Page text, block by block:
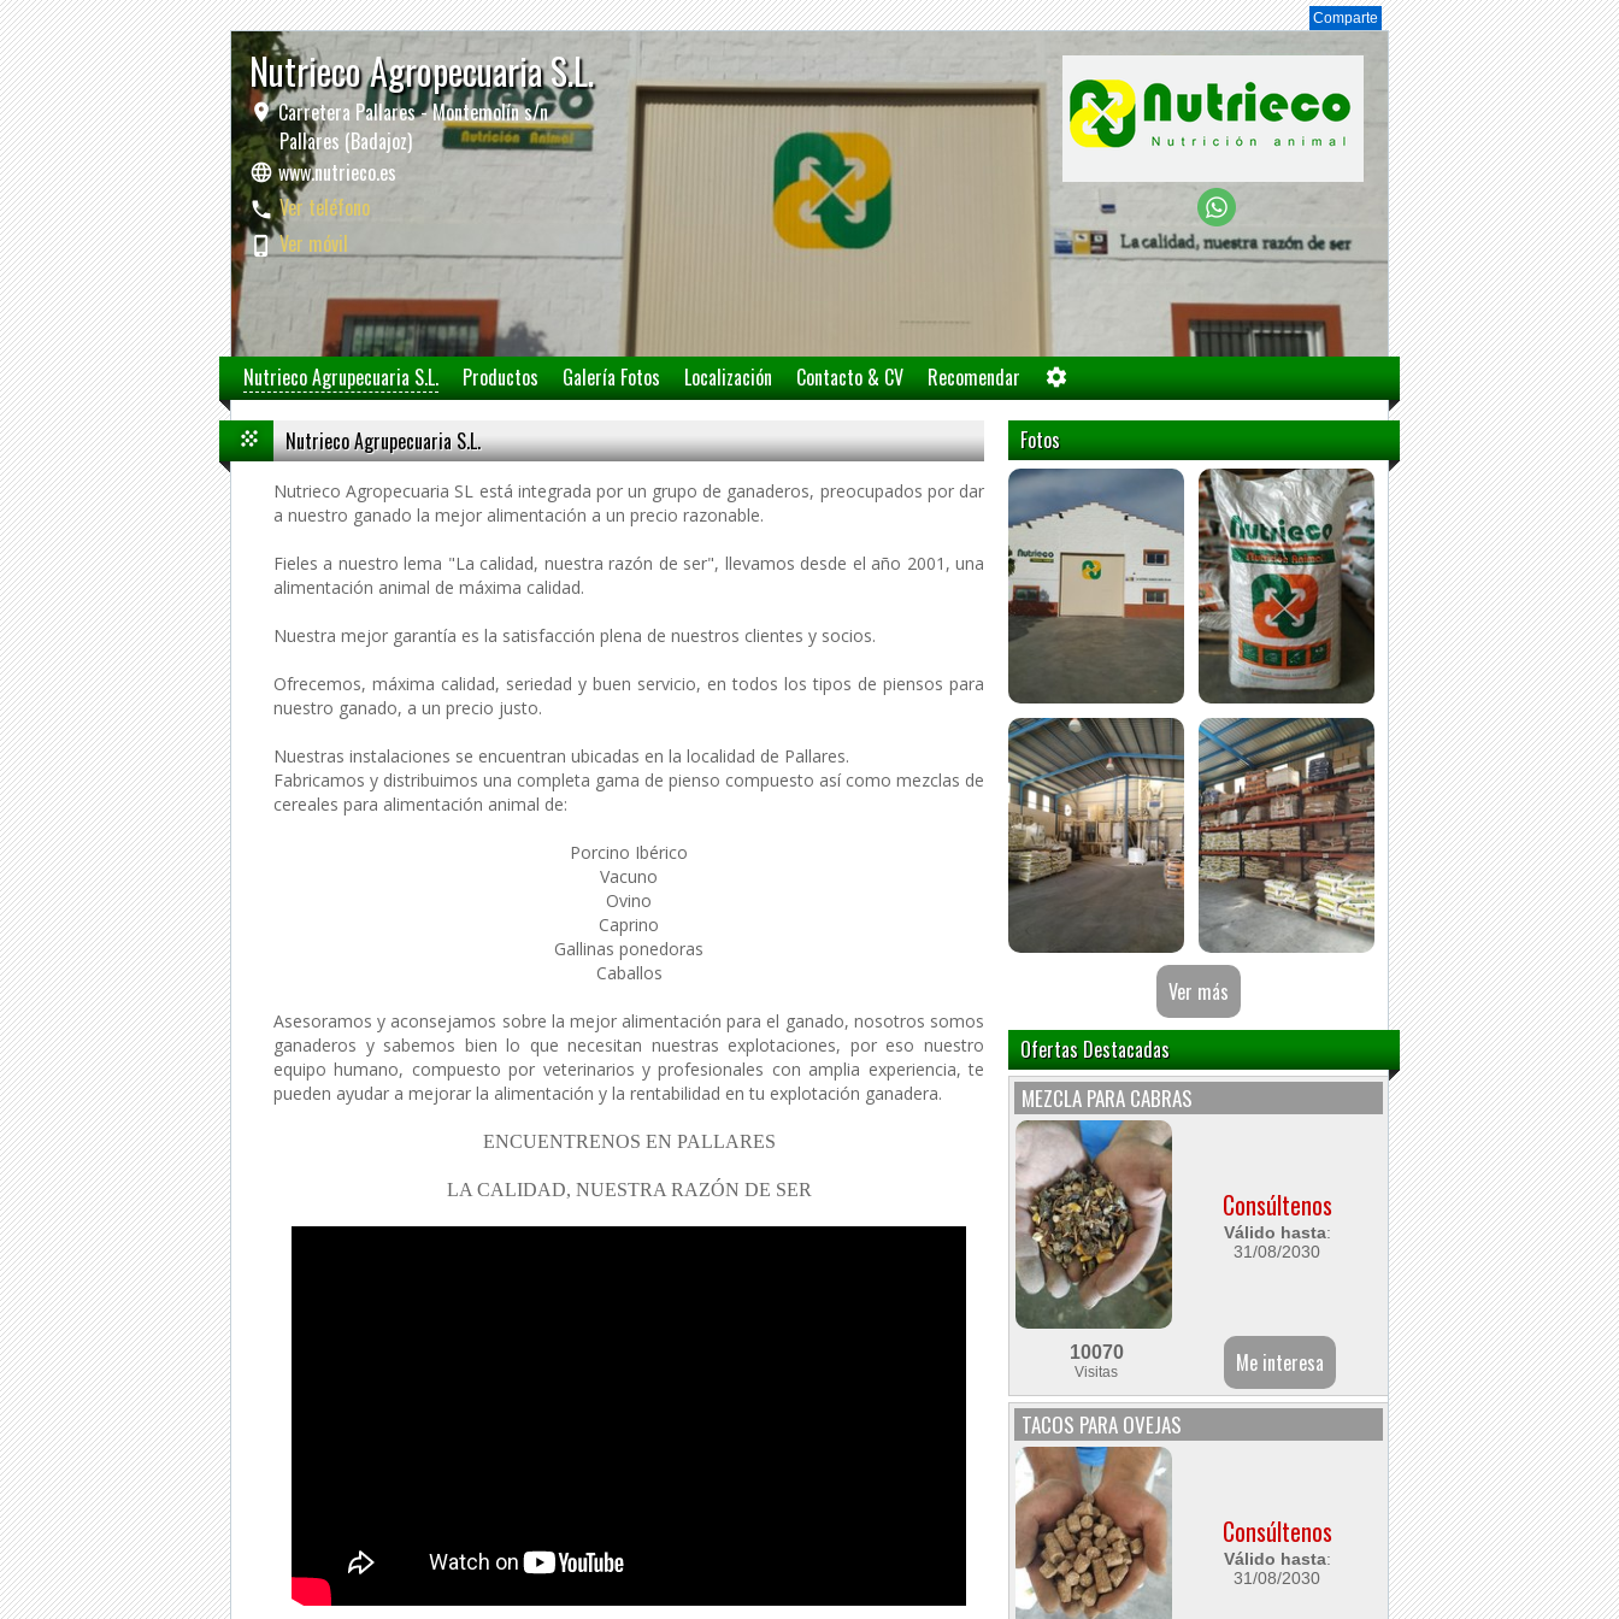
Comparte
Nutrieco Agropecuaria S.L.
Carretera Pallares - Montemolín s/n
Pallares (Badajoz)
www.nutrieco.es
Ver teléfono
Ver móvil
Nutrieco Agrupecuaria S.L. Productos Galería Fotos Localización Contacto & CV Recomendar
Nutrieco Agrupecuaria S.L.
Nutrieco Agropecuaria SL está integrada por un grupo de ganaderos, preocupados por dar
a nuestro ganado la mejor alimentación a un precio razonable.
Fieles a nuestro lema "La calidad, nuestra razón de ser", llevamos desde el año 2001, una
alimentación animal de máxima calidad.
Nuestra mejor garantía es la satisfacción plena de nuestros clientes y socios.
Ofrecemos, máxima calidad, seriedad y buen servicio, en todos los tipos de piensos para
nuestro ganado, a un precio justo.
Nuestras instalaciones se encuentran ubicadas en la localidad de Pallares.
Fabricamos y distribuimos una completa gama de pienso compuesto así como mezclas de
cereales para alimentación animal de:
Porcino Ibérico
Vacuno
Ovino
Caprino
Gallinas ponedoras
Caballos
Asesoramos y aconsejamos sobre la mejor alimentación para el ganado, nosotros somos
ganaderos y sabemos bien lo que necesitan nuestras explotaciones, por eso nuestro
equipo humano, compuesto por veterinarios y profesionales con amplia experiencia, te
pueden ayudar a mejorar la alimentación y la rentabilidad en tu explotación ganadera.
ENCUENTRENOS EN PALLARES
LA CALIDAD, NUESTRA RAZÓN DE SER
Fotos
Ofertas Destacadas
MEZCLA PARA CABRAS
Consúltenos
Válido hasta:
31/08/2030
10070
Visitas
TACOS PARA OVEJAS
Consúltenos
Válido hasta:
31/08/2030